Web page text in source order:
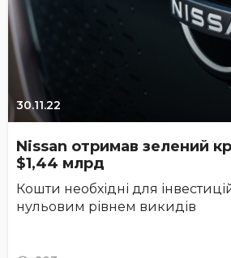
30.11.22
Nissan отримав зелений
$1,44 млрд
Кошти необхідні для
нульовим рівнем викидів